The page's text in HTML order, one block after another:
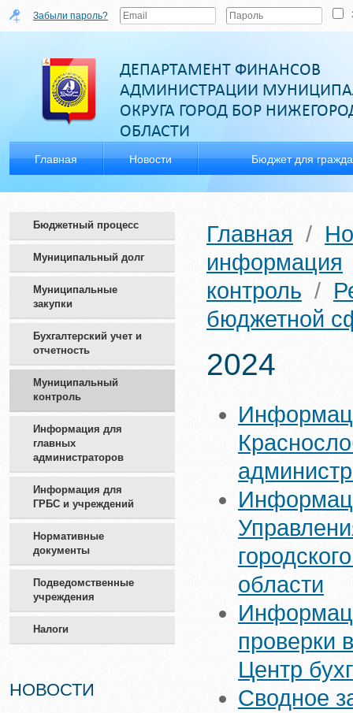
Бюджетный процесс
Муниципальный долг
Муниципальные
закупки
Бухгалтерский учет и
отчетность
Муниципальный
контроль
Информация для
главных
администраторов
Информация для
ГРБС и учреждений
Нормативные
документы
Подведомственные
учреждения
Налоги
НОВОСТИ
Главная /
информация
контроль /
бюджетной
2024
области
проверки
Центр
Сводное
Забыли пароль?
ДЕПАРТАМЕНТ ФИНАНСОВ
АДМИНИСТРАЦИИ
ОКРУГА ГОРОД БОР
ОБЛАСТИ
Главная Новости Бюджет для